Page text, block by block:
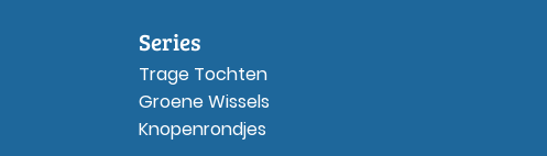
Series
Trage Tochten
Groene Wissels
Knopenrondjes